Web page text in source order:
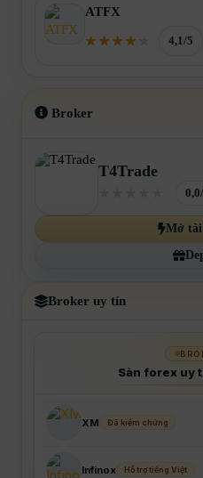
ATFX
4,1/5
Broker
T4Trade
Mở tài
Broker uy tín
Sàn forex uy
XM Đã kiểm chứng
Infinox Hỗ trợ tiếng Việt